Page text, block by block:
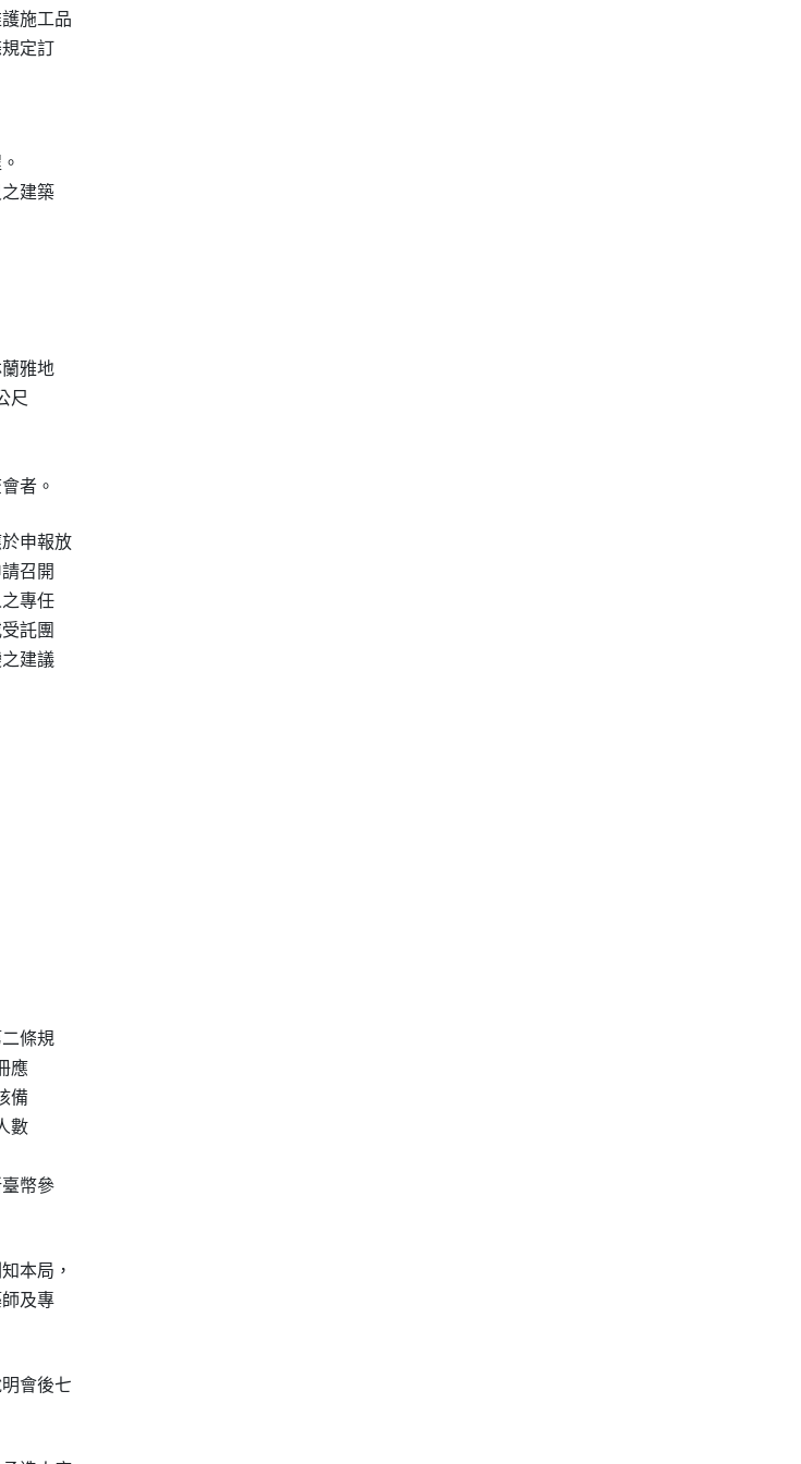
施工品
定訂
建築
雅地
尺
者。
申報放
召開
專任
託團
建議
條規
應
備
數
幣參
本局，
及專
會後七